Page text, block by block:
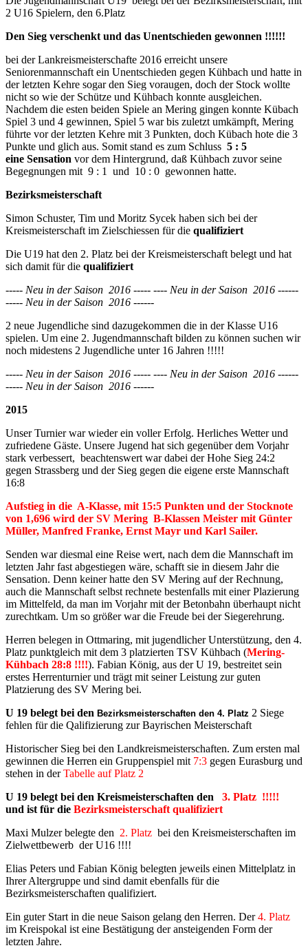
2 U16 Spielern, den 6.Platz
Den Sieg verschenkt und das Unentschieden gewonnen !!!!!!
bei der Lankreismeisterschafte 2016 erreicht unsere
Seniorenmannschaft ein Unentschieden gegen Kühbach und hatte in
der letzten Kehre sogar den Sieg voraugen, doch der Stock wollte
nicht so wie der Schütze und Kühbach konnte ausgleichen.
Nachdem die esten beiden Spiele an Mering gingen konnte Kübach
Spiel 3 und 4 gewinnen, Spiel 5 war bis zuletzt umkämpft, Mering
führte vor der letzten Kehre mit 3 Punkten, doch Kübach hote die 3
Punkte und glich aus. Somit stand es zum Schluss 5 : 5
eine Sensation vor dem Hintergrund, daß Kühbach zuvor seine
Begegnungen mit 9 : 1 und 10 : 0 gewonnen hatte.
Bezirksmeisterschaft
Simon Schuster, Tim und Moritz Sycek haben sich bei der
Kreismeisterschaft im Zielschiessen für die qualifiziert
Die U19 hat den 2. Platz bei der Kreismeisterschaft belegt und hat
sich damit für die qualifiziert
----- Neu in der Saison 2016 ----- ---- Neu in der Saison 2016 ------
----- Neu in der Saison 2016 ------
2 neue Jugendliche sind dazugekommen die in der Klasse U16
spielen. Um eine 2. Jugendmannschaft bilden zu können suchen wir
noch midestens 2 Jugendliche unter 16 Jahren !!!!!
----- Neu in der Saison 2016 ----- ---- Neu in der Saison 2016 ------
----- Neu in der Saison 2016 ------
2015
Unser Turnier war wieder ein voller Erfolg. Herliches Wetter und
zufriedene Gäste. Unsere Jugend hat sich gegenüber dem Vorjahr
stark verbessert, beachtenswert war dabei der Hohe Sieg 24:2
gegen Strassberg und der Sieg gegen die eigene erste Mannschaft
16:8
Aufstieg in die A-Klasse, mit 15:5 Punkten und der Stocknote
von 1,696 wird der SV Mering B-Klassen Meister mit Günter
Müller, Manfred Franke, Ernst Mayr und Karl Sailer.
Senden war diesmal eine Reise wert, nach dem die Mannschaft im
letzten Jahr fast abgestiegen wäre, schafft sie in diesem Jahr die
Sensation. Denn keiner hatte den SV Mering auf der Rechnung,
auch die Mannschaft selbst rechnete bestenfalls mit einer Plazierung
im Mittelfeld, da man im Vorjahr mit der Betonbahn überhaupt nicht
zurechtkam. Um so größer war die Freude bei der Siegerehrung.
Herren belegen in Ottmaring, mit jugendlicher Unterstützung, den 4.
Platz punktgleich mit dem 3 platzierten TSV Kühbach (Mering-
Kühbach 28:8 !!!!). Fabian König, aus der U 19, bestreitet sein
erstes Herrenturnier und trägt mit seiner Leistung zur guten
Platzierung des SV Mering bei.
U 19 belegt bei den Bezirksmeisterschaften den 4. Platz 2 Siege
fehlen für die Qalifizierung zur Bayrischen Meisterschaft
Historischer Sieg bei den Landkreismeisterschaften. Zum ersten mal
gewinnen die Herren ein Gruppenspiel mit 7:3 gegen Eurasburg und
stehen in derTabelle auf Platz 2
U 19 belegt bei den Kreismeisterschaften den 3. Platz !!!!!
und ist für die Bezirksmeisterschaft qualifiziert
Maxi Mulzer belegte den 2. Platz bei den Kreismeisterschaften im
Zielwettbewerb der U16 !!!!
Elias Peters und Fabian König belegten jeweils einen Mittelplatz in
Ihrer Altergruppe und sind damit ebenfalls für die
Bezirksmeisterschaften qualifiziert.
Ein guter Start in die neue Saison gelang den Herren. Der4. Platz
im Kreispokal ist eine Bestätigung der ansteigenden Form der
letzten Jahre.